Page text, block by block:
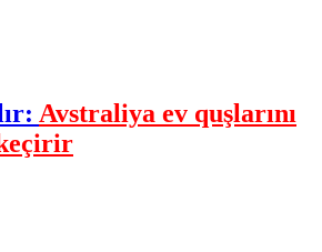
Avstraliya ev quşlarını